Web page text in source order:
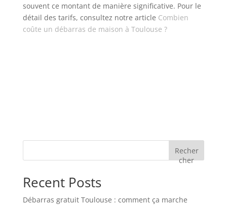
souvent ce montant de manière significative. Pour le
détail des tarifs, consultez notre article Combien
coûte un débarras de maison à Toulouse ?
Recher
cher
Recent Posts
Débarras gratuit Toulouse : comment ça marche